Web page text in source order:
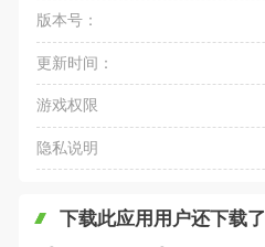
版本号：
更新时间：
游戏权限
隐私说明
下载此应用用户还下载了